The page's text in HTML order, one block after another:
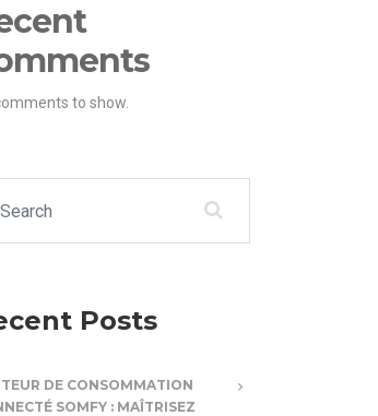
to show.
Posts
DE CONSOMMATION
SOMFY : MAÎTRISEZ